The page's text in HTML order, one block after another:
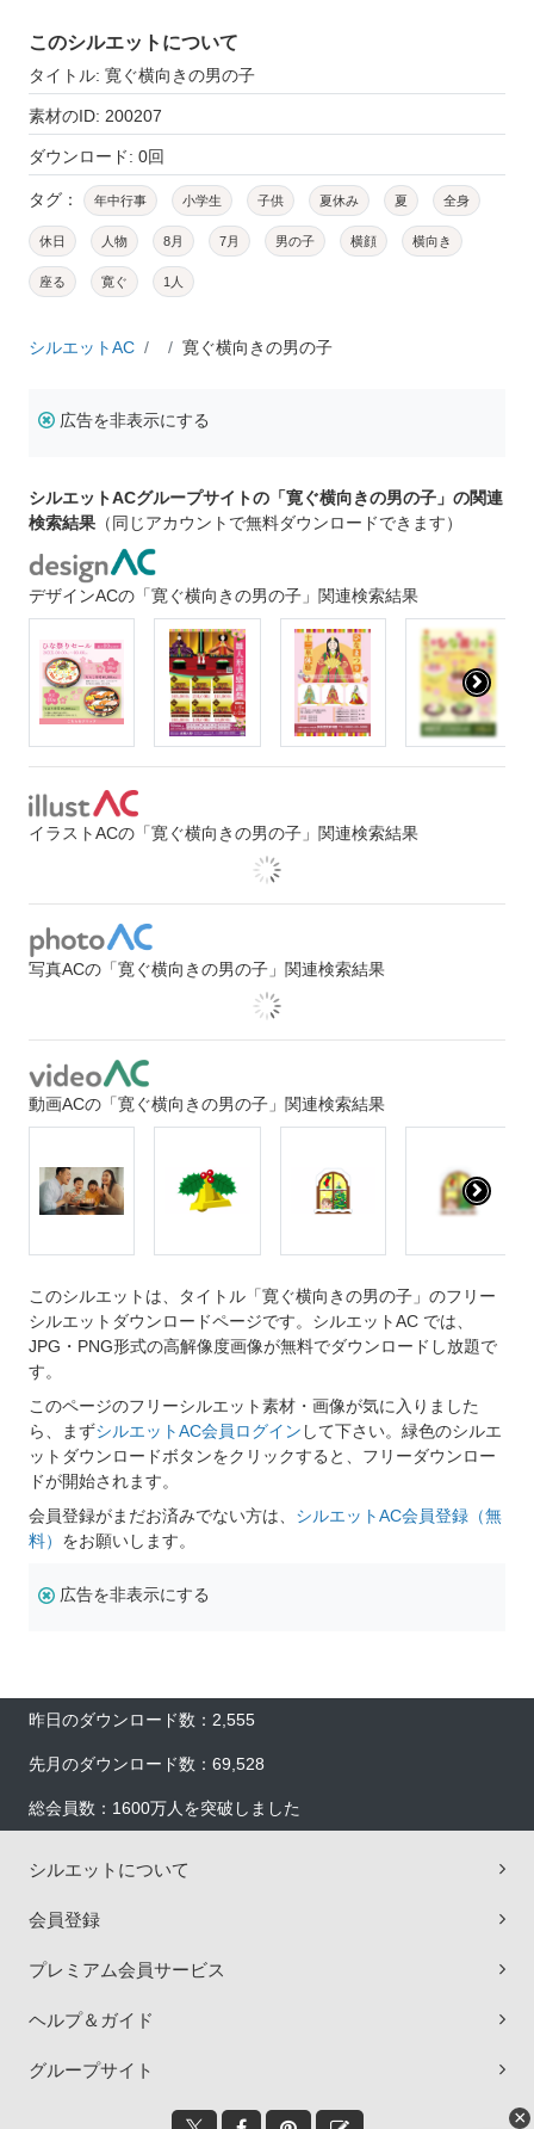
このシルエットについて
タイトル: 寛ぐ横向きの男の子
素材のID: 200207
ダウンロード: 0回
タグ： 年中行事 小学生 子供 夏休み 夏 全身
休日 人物 8月 7月 男の子 横顔 横向き
座る 寛ぐ 1人
シルエットAC 寛ぐ横向きの男の子
広告を非表示にする
シルエットACグループサイトの「寛ぐ横向きの男の子」の関連
検索結果 （同じアカウントで無料ダウンロードできます）
デザインACの「寛ぐ横向きの男の子」関連検索結果
イラストACの「寛ぐ横向きの男の子」関連検索結果
写真ACの「寛ぐ横向きの男の子」関連検索結果
動画ACの「寛ぐ横向きの男の子」関連検索結果
このシルエットは、タイトル「寛ぐ横向きの男の子」のフリー
シルエットダウンロードページです。シルエットAC では、
JPG・PNG形式の高解像度画像が無料でダウンロードし放題で
す。
このページのフリーシルエット素材・画像が気に入りました
ら、まずシルエットAC会員ログイン して下さい。緑色のシルエ
ットダウンロードボタンをクリックすると、フリーダウンロー
ドが開始されます。
会員登録がまだお済みでない方は、 シルエットAC会員登録（無
料） をお願いします。
広告を非表示にする
昨日のダウンロード数：2,555
先月のダウンロード数：69,528
総会員数：1600万人を突破しました
シルエットについて
会員登録
プレミアム会員サービス
ヘルプ＆ガイド
グループサイト
×